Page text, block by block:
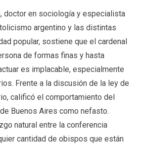
doctor en sociología y especialista
argentino y las distintas
popular, sostiene que el cardenal
de formas finas y hasta
es implacable, especialmente
Frente a la discusión de la ley de
calificó el comportamiento del
Buenos Aires como nefasto.
natural entre la conferencia
cantidad de obispos que están